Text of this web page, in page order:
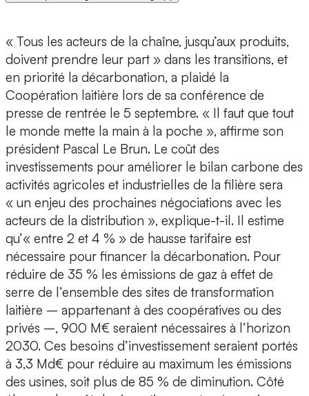
« Tous les acteurs de la chaîne, jusqu’aux produits,
doivent prendre leur part » dans les transitions, et
en priorité la décarbonation, a plaidé la
Coopération laitière lors de sa conférence de
presse de rentrée le 5 septembre. « Il faut que tout
le monde mette la main à la poche », affirme son
président Pascal Le Brun. Le coût des
investissements pour améliorer le bilan carbone des
activités agricoles et industrielles de la filière sera
« un enjeu des prochaines négociations avec les
acteurs de la distribution », explique-t-il. Il estime
qu’« entre 2 et 4 % » de hausse tarifaire est
nécessaire pour financer la décarbonation. Pour
réduire de 35 % les émissions de gaz à effet de
serre de l’ensemble des sites de transformation
laitière – appartenant à des coopératives ou des
privés –, 900 M€ seraient nécessaires à l’horizon
2030. Ces besoins d’investissement seraient portés
à 3,3 Md€ pour réduire au maximum les émissions
des usines, soit plus de 85 % de diminution. Côté